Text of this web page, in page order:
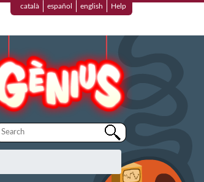
català español english Help